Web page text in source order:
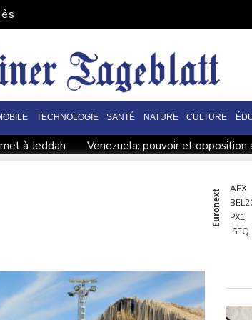
TECHNOLOGIE SANTÉ NATURE CULTURE
à Jeddah
Venezuela: pouvoir et
Yémen: au moins 58
Wall Street termine en
Euronext AEX
PX1
ISEQ
N150